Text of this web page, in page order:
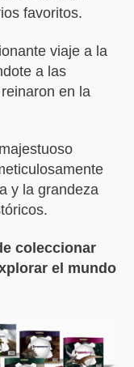
favoritos.
viaje a la
a las
en la
y la grandeza
coleccionar
el mundo